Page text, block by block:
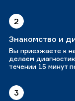
2
Знакомство и
Вы приезжаете к
делаем
течении 15 минут
3